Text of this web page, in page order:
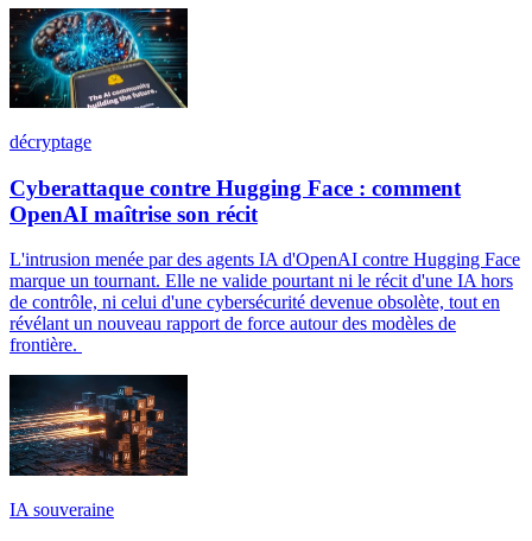
décryptage
Cyberattaque contre Hugging Face : comment
OpenAI maîtrise son récit
L'intrusion menée par des agents IA d'OpenAI contre Hugging Face
marque un tournant. Elle ne valide pourtant ni le récit d'une IA hors
de contrôle, ni celui d'une cybersécurité devenue obsolète, tout en
révélant un nouveau rapport de force autour des modèles de
frontière.
IA souveraine